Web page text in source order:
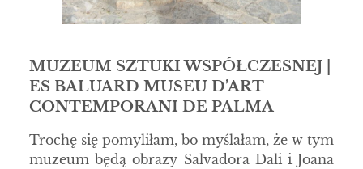
MUZEUM SZTUKI WSPÓŁCZESNEJ |
ES BALUARD MUSEU D’ART
CONTEMPORANI DE PALMA
Trochę się pomyliłam, bo myślałam, że w tym
muzeum będą obrazy Salvadora Dali i Joana